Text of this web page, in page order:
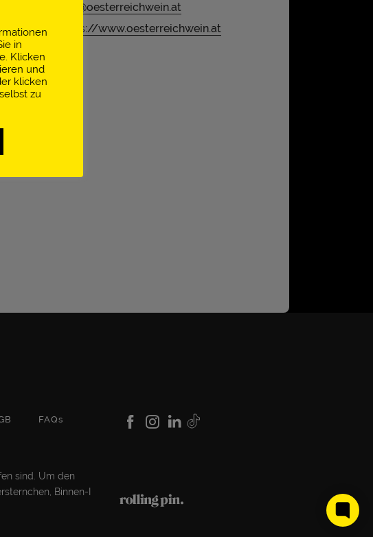
info@oesterreichwein.at
https://www.oesterreichwein.at
FAQs
sind. Um den
Binnen-I
in
Klicken
und
klicken
zu